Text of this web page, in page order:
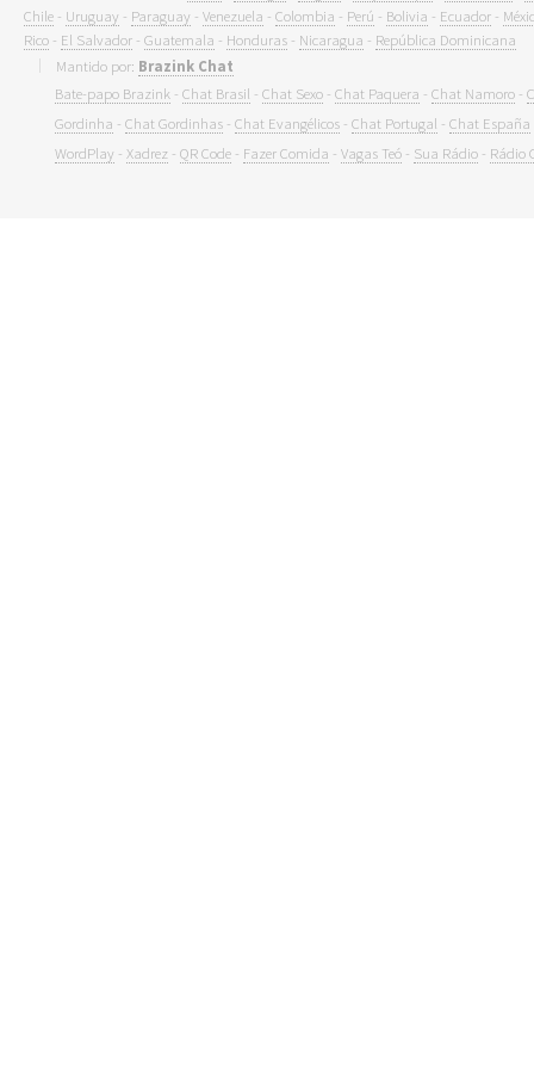
Chile - Uruguay - Paraguay - Venezuela - Colombia - Perú - Bolivia - Ecuador -
Rico - El Salvador - Guatemala - Honduras - Nicaragua - República Dominicana
Mantido por: Brazink Chat
Bate-papo Brazink- Chat Brasil - Chat Sexo- Chat Paquera - Chat Namoro-
Gordinha - Chat Gordinhas- Chat Evangélicos- Chat Portugal - Chat España
WordPlay - Xadrez- QR Code- Fazer Comida - Vagas Teó- Sua Rádio- Rádio